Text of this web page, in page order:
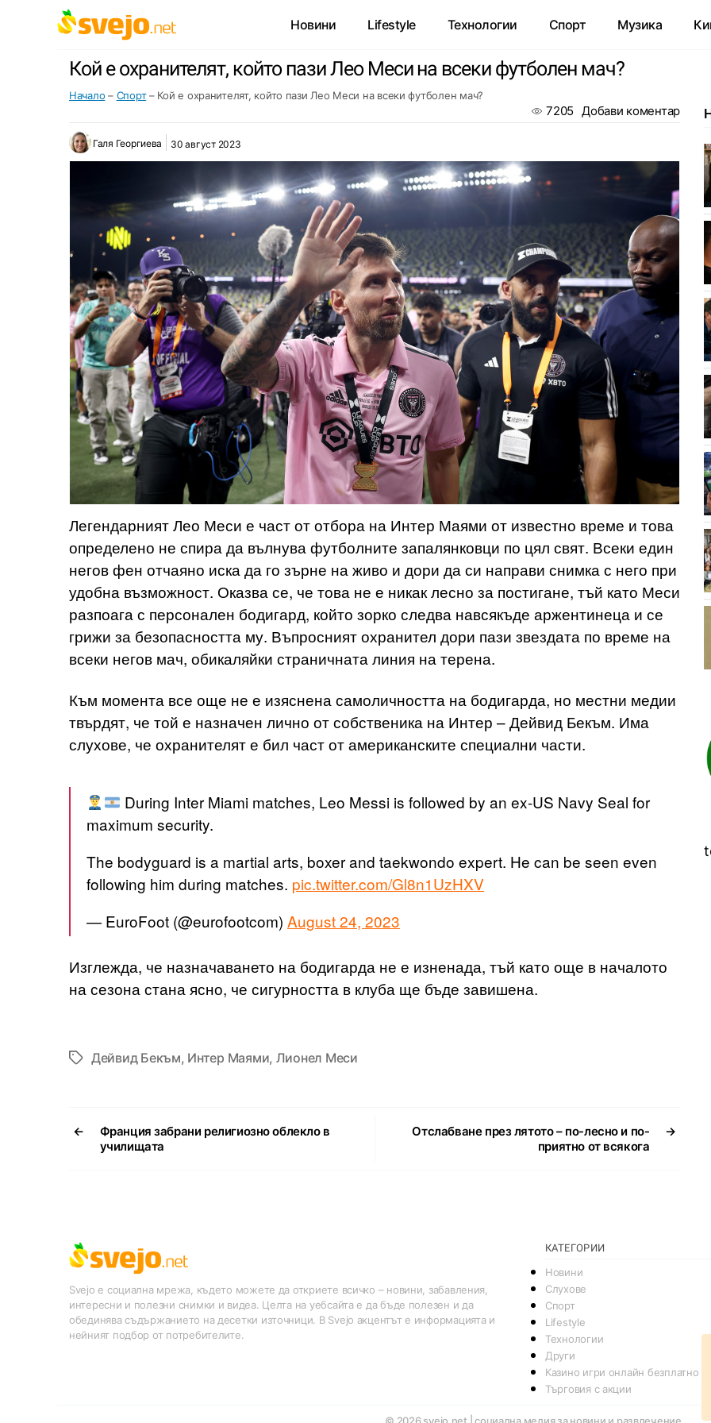
Новини Lifestyle Технологии Спорт Музика
Кой е охранителят, който пази Лео Меси на всеки футболен мач?
Начало – Спорт– Кой е охранителят, който пази Лео Меси на всеки футболен мач?
7205 Добави коментар
Галя Георгиева 30 август 2023
Легендарният Лео Меси е част от отбора на Интер Маями от известно време и това
определено не спира да вълнува футболните запалянковци по цял свят. Всеки един
негов фен отчаяно иска да го зърне на живо и дори да си направи снимка с него при
удобна възможност. Оказва се, че това не е никак лесно за постигане, тъй като Меси
разпоага с персонален бодигард, който зорко следва навсякъде аржентинеца и се
грижи за безопасността му. Въпросният охранител дори пази звездата по време на
всеки негов мач, обикаляйки страничната линия на терена.
Към момента все още не е изяснена самоличността на бодигарда, но местни медии
твърдят, че той е назначен лично от собственика на Интер – Дейвид Бекъм. Има
слухове, че охранителят е бил част от американските специални части.
During Inter Miami matches, Leo Messi is followed by an ex-US Navy Seal for
maximum security.
The bodyguard is a martial arts, boxer and taekwondo expert. He can be seen even
following him during matches. pic.twitter.com/Gl8n1UzHXV
— EuroFoot (@eurofootcom) August 24, 2023
Изглежда, че назначаването на бодигарда не е изненада, тъй като още в началото
на сезона стана ясно, че сигурността в клуба ще бъде завишена.
TagsДейвид Бекъм, Интер Маями, Лионел Меси
←
Франция забрани религиозно облекло в
училищата
→
Отслабване през лятото – по-лесно и по-
приятно от всякога
Svejo е социална мрежа, където можете да откриете всичко – новини, забавления,
интересни и полезни снимки и видеа. Целта на уебсайта е да бъде полезен и да
обединява съдържанието на десетки източници. В Svejo акцентът е информацията и
нейният подбор от потребителите.
КАТЕГОРИИ
Новини
Слухове
Спорт
Lifestyle
Технологии
Други
Казино игри онлайн безплатно
Търговия с акции